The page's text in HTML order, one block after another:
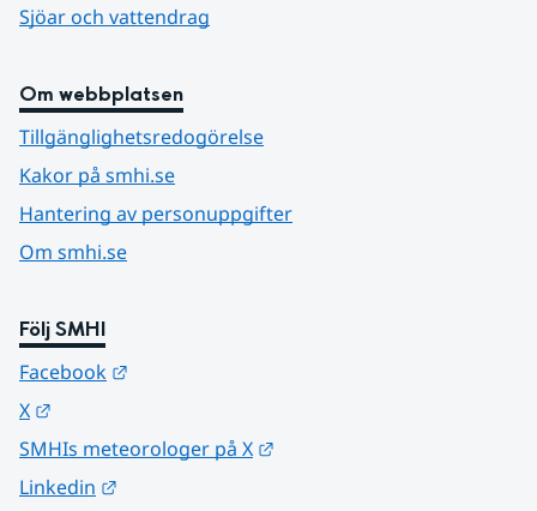
Sjöar och vattendrag
Om webbplatsen
Tillgänglighetsredogörelse
Kakor på smhi.se
Hantering av personuppgifter
Om smhi.se
Följ SMHI
Facebook
X
SMHIs meteorologer på X
Linkedin